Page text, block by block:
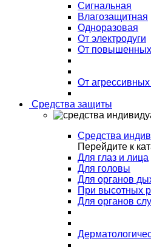
Сигнальная
Влагозащитная
Одноразовая
От электродуги
От повышенных
От
Средства защиты
Средства
Перейдите к
Для глаз и лица
Для головы
Для органов
При высотных
Для органов